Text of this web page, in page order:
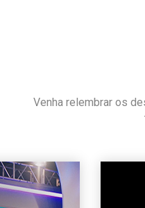
Venha relembrar os